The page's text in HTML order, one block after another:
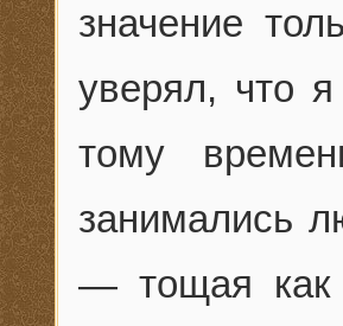
значение
уверял, что
тому
занимались
— тощая как